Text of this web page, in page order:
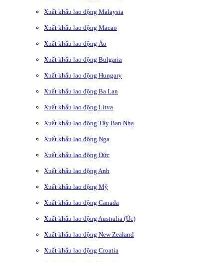
Xuất khẩu lao động Malaysia
Xuất khẩu lao động Macao
Xuất khẩu lao động Áo
Xuất khẩu lao động Bulgaria
Xuất khẩu lao động Hungary
Xuất khẩu lao động Ba Lan
Xuất khẩu lao động Litva
Xuất khẩu lao động Tây Ban Nha
Xuất khẩu lao động Nga
Xuất khẩu lao động Đức
Xuất khẩu lao động Anh
Xuất khẩu lao động Mỹ
Xuất khẩu lao động Canada
Xuất khẩu lao động Australia (Úc)
Xuất khẩu lao động New Zealand
Xuất khẩu lao động Croatia